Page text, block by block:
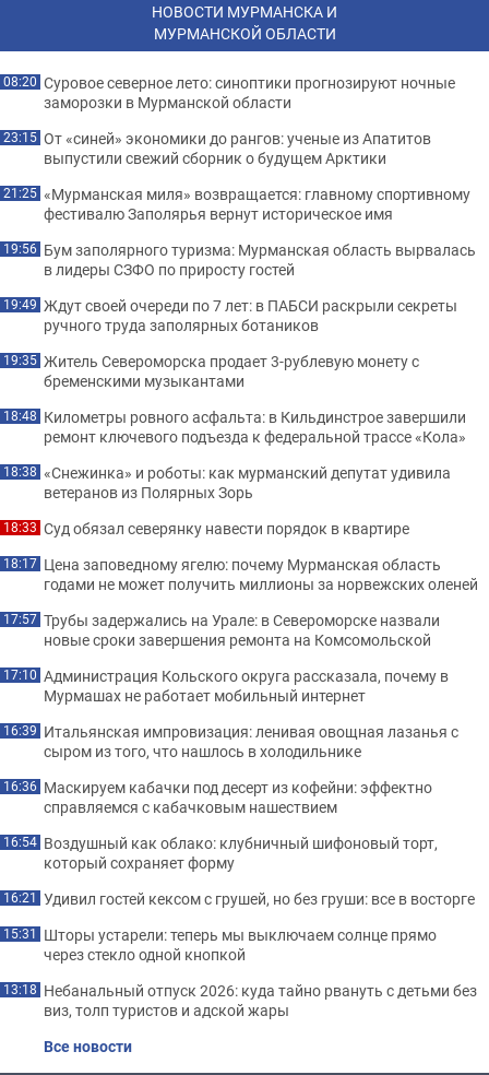
НОВОСТИ МУРМАНСКА И
МУРМАНСКОЙ ОБЛАСТИ
08:20 Суровое северное лето: синоптики прогнозируют ночные
заморозки в Мурманской области
23:15 От «синей» экономики до рангов: ученые из Апатитов
выпустили свежий сборник о будущем Арктики
21:25 «Мурманская миля» возвращается: главному спортивному
фестивалю Заполярья вернут историческое имя
19:56 Бум заполярного туризма: Мурманская область вырвалась
в лидеры СЗФО по приросту гостей
19:49 Ждут своей очереди по 7 лет: в ПАБСИ раскрыли секреты
ручного труда заполярных ботаников
19:35 Житель Североморска продает 3-рублевую монету с
бременскими музыкантами
18:48 Километры ровного асфальта: в Кильдинстрое завершили
ремонт ключевого подъезда к федеральной трассе «Кола»
18:38 «Снежинка» и роботы: как мурманский депутат удивила
ветеранов из Полярных Зорь
18:33 Суд обязал северянку навести порядок в квартире
18:17 Цена заповедному ягелю: почему Мурманская область
годами не может получить миллионы за норвежских оленей
17:57 Трубы задержались на Урале: в Североморске назвали
новые сроки завершения ремонта на Комсомольской
17:10 Администрация Кольского округа рассказала, почему в
Мурмашах не работает мобильный интернет
16:39 Итальянская импровизация: ленивая овощная лазанья с
сыром из того, что нашлось в холодильнике
16:36 Маскируем кабачки под десерт из кофейни: эффектно
справляемся с кабачковым нашествием
16:54 Воздушный как облако: клубничный шифоновый торт,
который сохраняет форму
16:21 Удивил гостей кексом с грушей, но без груши: все в восторге
15:31 Шторы устарели: теперь мы выключаем солнце прямо
через стекло одной кнопкой
13:18 Небанальный отпуск 2026: куда тайно рвануть с детьми без
виз, толп туристов и адской жары
Все новости